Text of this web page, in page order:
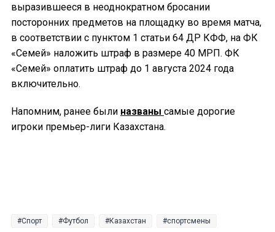
выразившееся в неоднократном бросании
посторонних предметов на площадку во время матча,
в соответствии с пунктом 1 статьи 64 ДР КФФ, на ФК
«Семей» наложить штраф в размере 40 МРП. ФК
«Семей» оплатить штраф до 1 августа 2024 года
включительно.
Напомним, ранее были названы самые дорогие
игроки премьер-лиги Казахстана.
Спорт Футбол Казахстан спортсмены